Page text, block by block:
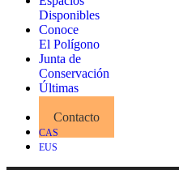
Disponibles
Conoce
El Polígono
Junta de
Conservación
Últimas
Contacto
CAS
EUS